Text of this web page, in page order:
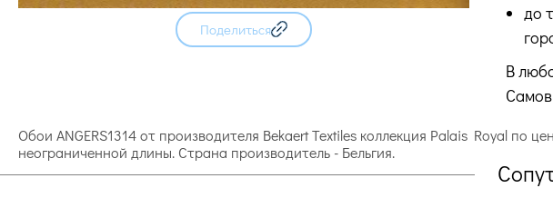
Поделиться
до
В
Обои ANGERS1314 от производителя Bekaert Textiles коллекция Palais Royal по
неограниченной длины. Страна производитель - Бельгия.